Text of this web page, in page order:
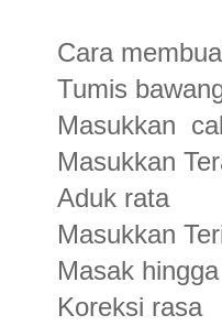
Cara
Tumis
Masukkan
Masukkan
Aduk rata
Masukkan
Masak
Koreksi rasa